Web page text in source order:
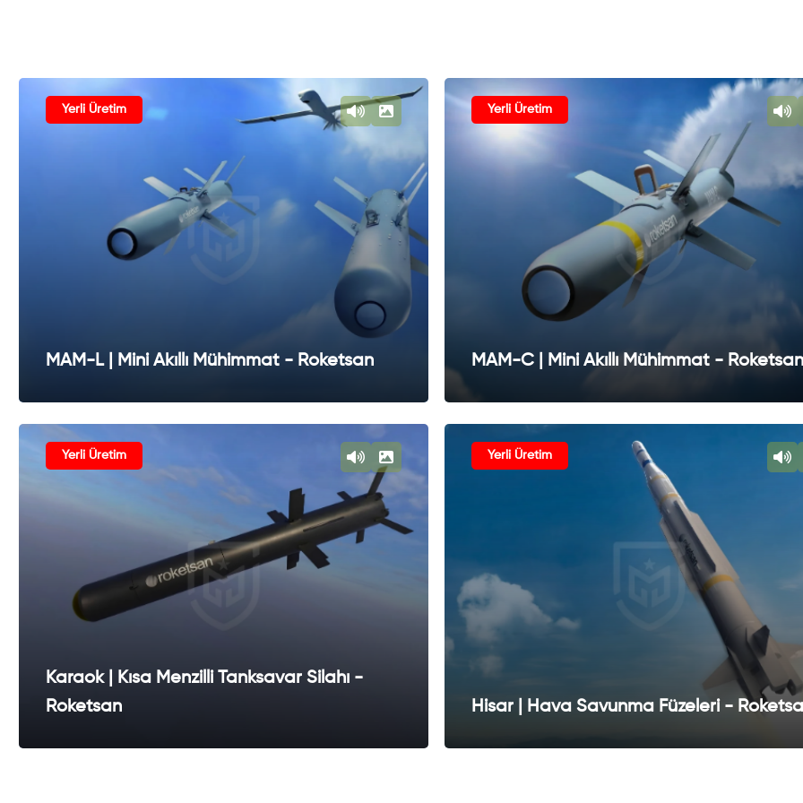
Yerli Üretim
MAM-L | Mini Akıllı Mühimmat - Roketsan
Yerli Üretim
MAM-C | Mini Akıllı Mühimmat - Roketsan
Yerli Üretim
Karaok | Kısa Menzilli Tanksavar Silahı -
Roketsan
Yerli Üretim
Hisar | Hava Savunma Füzeleri -